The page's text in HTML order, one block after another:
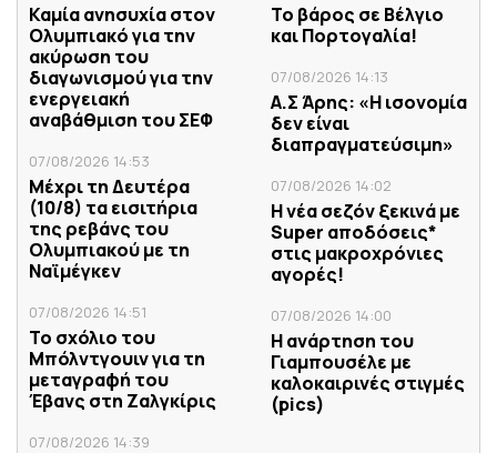
Καμία ανησυχία στον
Ολυμπιακό για την
ακύρωση του
διαγωνισμού για την
ενεργειακή
αναβάθμιση του ΣΕΦ
07/08/2026 14:53
Μέχρι τη Δευτέρα
(10/8) τα εισιτήρια
της ρεβάνς του
Ολυμπιακού με τη
Ναϊμέγκεν
07/08/2026 14:51
Το σχόλιο του
Μπόλντγουιν για τη
μεταγραφή του
Έβανς στη Ζαλγκίρις
07/08/2026 14:39
Το βάρος σε Βέλγιο
και Πορτογαλία!
07/08/2026 14:13
Α.Σ Άρης: «Η ισονομία
δεν είναι
διαπραγματεύσιμη»
07/08/2026 14:02
Η νέα σεζόν ξεκινά με
Super αποδόσεις*
στις μακροχρόνιες
αγορές!
07/08/2026 14:00
Η ανάρτηση του
Γιαμπουσέλε με
καλοκαιρινές στιγμές
(pics)